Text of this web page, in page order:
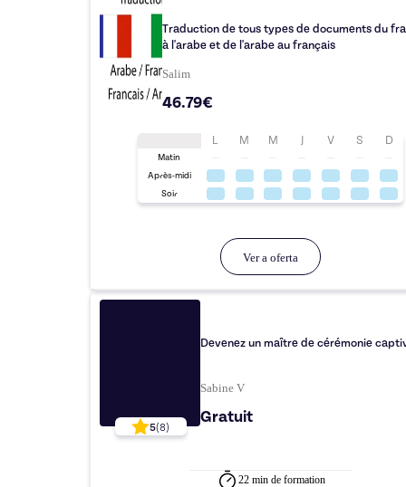
Traduction de tous types de documents du
à l'arabe et de l'arabe au français
Salim
46.79€
L M M J V S D
Matin
Après-midi
Soir
Ver a oferta
5(8)
Devenez un maître de cérémonie
Sabine V
Gratuit
22 minde formation